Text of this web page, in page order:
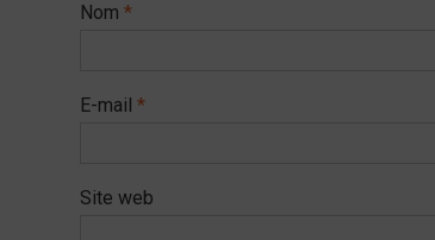
Nom *
E-mail *
Site web